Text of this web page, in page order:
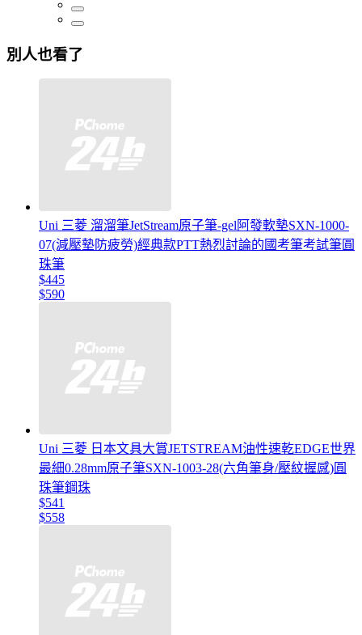
別人也看了
Uni 三菱 溜溜筆JetStream原子筆-gel阿發軟墊SXN-1000-
07(減壓墊防疲勞)經典款PTT熱烈討論的國考筆考試筆圓
珠筆
$445
$590
Uni 三菱 日本文具大賞JETSTREAM油性速乾EDGE世界
最細0.28mm原子筆SXN-1003-28(六角筆身/壓紋握感)圓
珠筆鋼珠
$541
$558